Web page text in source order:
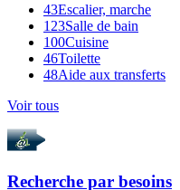
43Escalier, marche
123Salle de bain
100Cuisine
46Toilette
48Aide aux transferts
Voir tous
Recherche par besoins